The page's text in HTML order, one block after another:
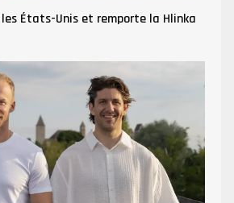
États-Unis et remporte la Hlinka